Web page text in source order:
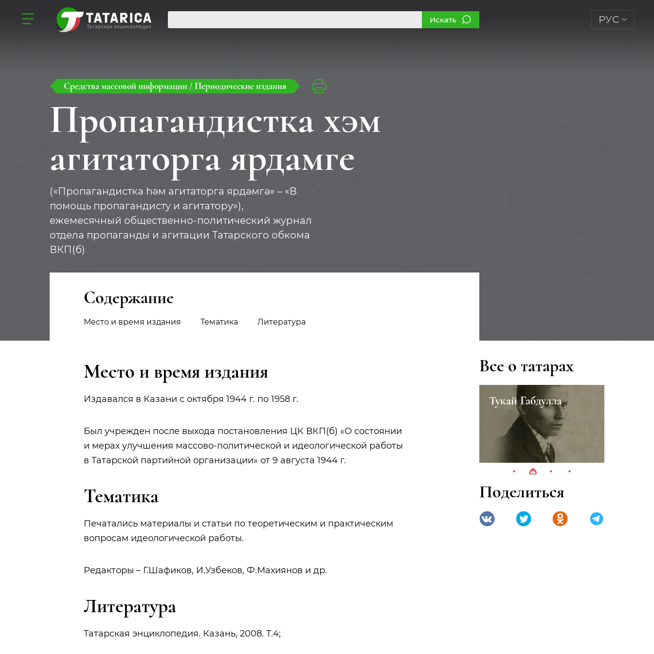
Искать РУС
Средства массовой информации / Периодические издания
Пропагандистка хэм
агитаторга ярдамге
(«Пропагандистка һәм агитаторга ярдәмгә» – «В
помощь пропагандисту и агитатору»),
ежемесячный общественно-политический журнал
отдела пропаганды и агитации Татарского обкома
ВКП(б)
Содержание
Место и время издания Тематика Литература
Место и время издания
Издавался в Казани с октября 1944 г. по 1958 г.
Был учрежден после выхода постановления ЦК ВКП(б) «О состоянии
и мерах улучшения массово-политической и идеологической работы
в Татарской партийной организации» от 9 августа 1944 г.
Тематика
Печатались материалы и статьи по теоретическим и практическим
вопросам идеологической работы.
Редакторы – Г.Шафиков, И.Узбеков, Ф.Махиянов и др.
Литература
Татарская энциклопедия. Казань, 2008. Т.4;
Все о татарах
Октябрино Тукай Габдулла
Поделиться